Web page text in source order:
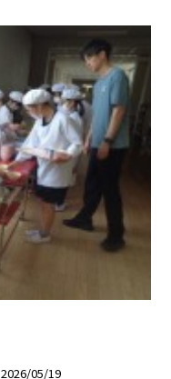
2026/05/19